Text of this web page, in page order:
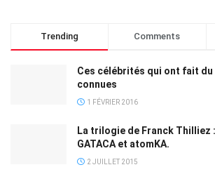
Trending Comments
Ces célébrités qui ont fait du
connues
1 FÉVRIER 2016
La trilogie de Franck Thilliez
GATACA et atomKA.
2 JUILLET 2015